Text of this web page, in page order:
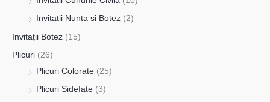
Invitatii Nunta si Botez (2)
Invitații Botez (15)
Plicuri (26)
Plicuri Colorate (25)
Plicuri Sidefate (3)